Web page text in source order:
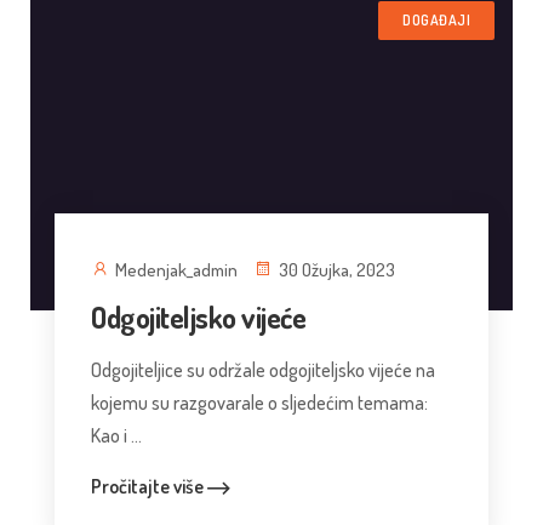
DOGAĐAJI
Medenjak_admin 30 Ožujka, 2023
Odgojiteljsko vijeće
Odgojiteljice su održale odgojiteljsko vijeće na
kojemu su razgovarale o sljedećim temama:
Kao i ...
Pročitajte više